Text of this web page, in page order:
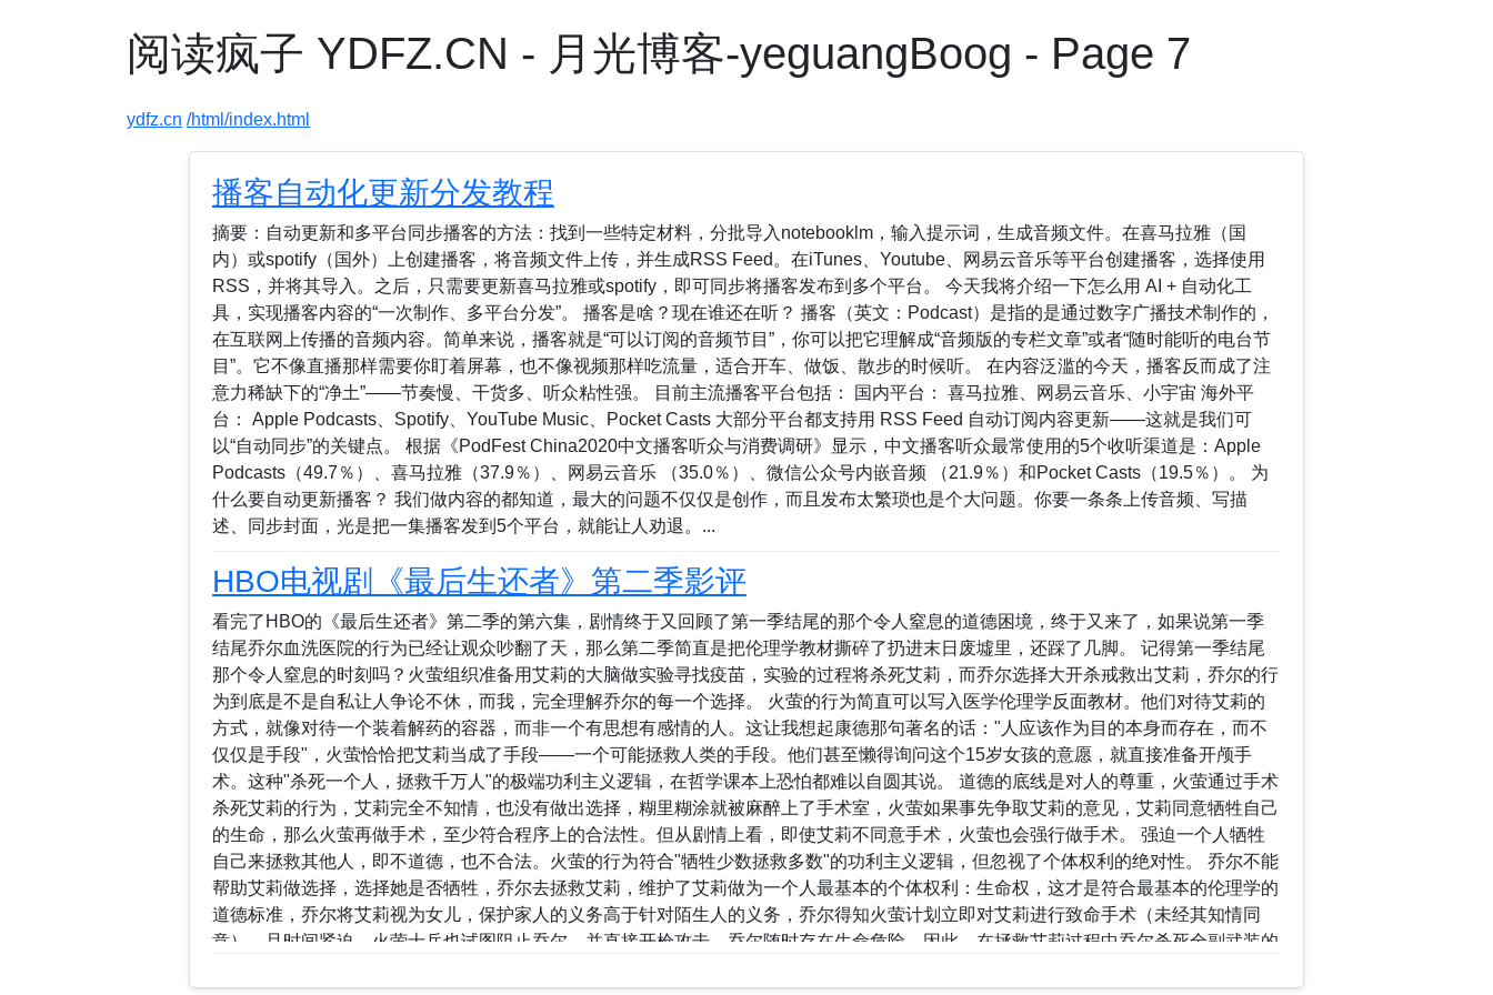
阅读疯子 YDFZ.CN - 月光博客-yeguangBoog - Page 7
ydfz.cn /html/index.html
播客自动化更新分发教程
摘要：自动更新和多平台同步播客的方法：找到一些特定材料，分批导入notebooklm，输入提示词，生成音频文件。在喜马拉雅（国
内）或spotify（国外）上创建播客，将音频文件上传，并生成RSS Feed。在iTunes、Youtube、网易云音乐等平台创建播客，选择使用
RSS，并将其导入。之后，只需要更新喜马拉雅或spotify，即可同步将播客发布到多个平台。 今天我将介绍一下怎么用 AI + 自动化工
具，实现播客内容的“一次制作、多平台分发”。 播客是啥？现在谁还在听？ 播客（英文：Podcast）是指的是通过数字广播技术制作的，
在互联网上传播的音频内容。简单来说，播客就是“可以订阅的音频节目”，你可以把它理解成“音频版的专栏文章”或者“随时能听的电台节
目”。它不像直播那样需要你盯着屏幕，也不像视频那样吃流量，适合开车、做饭、散步的时候听。 在内容泛滥的今天，播客反而成了注
意力稀缺下的“净土”——节奏慢、干货多、听众粘性强。 目前主流播客平台包括： 国内平台： 喜马拉雅、网易云音乐、小宇宙 海外平
台： Apple Podcasts、Spotify、YouTube Music、Pocket Casts 大部分平台都支持用 RSS Feed 自动订阅内容更新——这就是我们可
以“自动同步”的关键点。 根据《PodFest China2020中文播客听众与消费调研》显示，中文播客听众最常使用的5个收听渠道是：Apple
Podcasts（49.7％）、喜马拉雅（37.9％）、网易云音乐 （35.0％）、微信公众号内嵌音频 （21.9％）和Pocket Casts（19.5％）。 为
什么要自动更新播客？ 我们做内容的都知道，最大的问题不仅仅是创作，而且发布太繁琐也是个大问题。你要一条条上传音频、写描
述、同步封面，光是把一集播客发到5个平台，就能让人劝退。...
HBO电视剧《最后生还者》第二季影评
看完了HBO的《最后生还者》第二季的第六集，剧情终于又回顾了第一季结尾的那个令人窒息的道德困境，终于又来了，如果说第一季
结尾乔尔血洗医院的行为已经让观众吵翻了天，那么第二季简直是把伦理学教材撕碎了扔进末日废墟里，还踩了几脚。 记得第一季结尾
那个令人窒息的时刻吗？火萤组织准备用艾莉的大脑做实验寻找疫苗，实验的过程将杀死艾莉，而乔尔选择大开杀戒救出艾莉，乔尔的行
为到底是不是自私让人争论不休，而我，完全理解乔尔的每一个选择。 火萤的行为简直可以写入医学伦理学反面教材。他们对待艾莉的
方式，就像对待一个装着解药的容器，而非一个有思想有感情的人。这让我想起康德那句著名的话："人应该作为目的本身而存在，而不
仅仅是手段"，火萤恰恰把艾莉当成了手段——一个可能拯救人类的手段。他们甚至懒得询问这个15岁女孩的意愿，就直接准备开颅手
术。这种"杀死一个人，拯救千万人"的极端功利主义逻辑，在哲学课本上恐怕都难以自圆其说。 道德的底线是对人的尊重，火萤通过手术
杀死艾莉的行为，艾莉完全不知情，也没有做出选择，糊里糊涂就被麻醉上了手术室，火萤如果事先争取艾莉的意见，艾莉同意牺牲自己
的生命，那么火萤再做手术，至少符合程序上的合法性。但从剧情上看，即使艾莉不同意手术，火萤也会强行做手术。 强迫一个人牺牲
自己来拯救其他人，即不道德，也不合法。火萤的行为符合"牺牲少数拯救多数"的功利主义逻辑，但忽视了个体权利的绝对性。 乔尔不能
帮助艾莉做选择，选择她是否牺牲，乔尔去拯救艾莉，维护了艾莉做为一个人最基本的个体权利：生命权，这才是符合最基本的伦理学的
道德标准，乔尔将艾莉视为女儿，保护家人的义务高于针对陌生人的义务，乔尔得知火萤计划立即对艾莉进行致命手术（未经其知情同
意），且时间紧迫，火萤士兵也试图阻止乔尔，并直接开枪攻击，乔尔随时存在生命危险，因此，在拯救艾莉过程中乔尔杀死全副武装的